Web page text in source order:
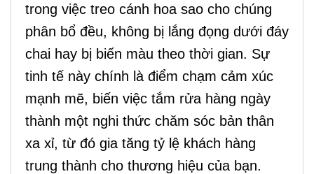
trong việc treo cánh hoa sao cho chúng
phân bổ đều, không bị lắng đọng dưới đáy
chai hay bị biến màu theo thời gian. Sự
tinh tế này chính là điểm chạm cảm xúc
mạnh mẽ, biến việc tắm rửa hàng ngày
thành một nghi thức chăm sóc bản thân
xa xỉ, từ đó gia tăng tỷ lệ khách hàng
trung thành cho thương hiệu của bạn.